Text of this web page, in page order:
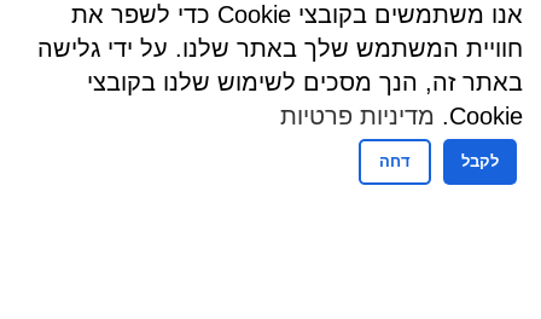
אנו משתמשים בקובצי Cookie כדי לשפר את
חוויית המשתמש שלך באתר שלנו. על ידי גלישה
באתר זה, הנך מסכים לשימוש שלנו בקובצי
Cookie.
מדיניות פרטיות
לקבל דחה